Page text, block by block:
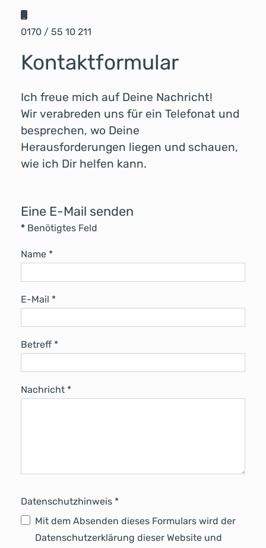
0170 / 55 10 211
Kontaktformular
Ich freue mich auf Deine Nachricht!
Wir verabreden uns für ein Telefonat und
besprechen, wo Deine
Herausforderungen liegen und schauen,
wie ich Dir helfen kann.
Eine E-Mail senden
* Benötigtes Feld
Name *
E-Mail *
Betreff *
Nachricht *
Datenschutzhinweis *
Datenschutzhinweis
Mit dem Absenden dieses Formulars wird der
Datenschutzerklärung dieser Website und